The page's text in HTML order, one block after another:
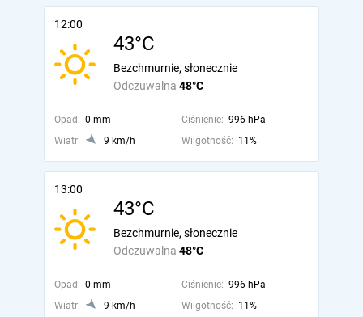
12:00
43°C
Odczuwalna 48°C
Bezchmurnie, słonecznie
Opad: 0 mm Ciśnienie: 996 hPa
Wiatr:
9 km/h Wilgotność: 11%
13:00
43°C
Odczuwalna 48°C
Bezchmurnie, słonecznie
Opad: 0 mm Ciśnienie: 996 hPa
Wiatr:
9 km/h Wilgotność: 11%